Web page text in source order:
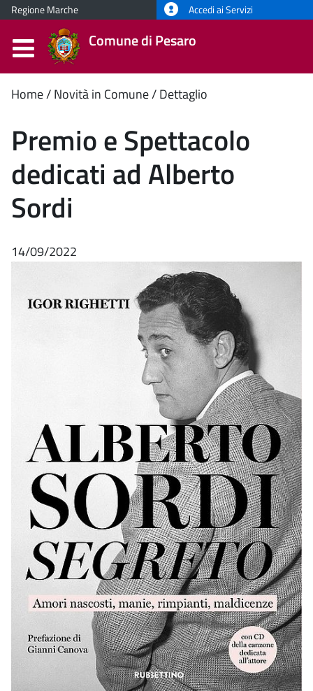
Regione Marche Accedi ai Servizi
Comune di Pesaro
Contenuto
principale
Home Novità in Comune Dettaglio
Premio e Spettacolo
dedicati ad Alberto
Sordi
14/09/2022